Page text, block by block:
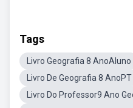
Tags
Livro Geografia 8 AnoAluno
Livro De Geografia 8 AnoPT
Livro Do Professor9 Ano